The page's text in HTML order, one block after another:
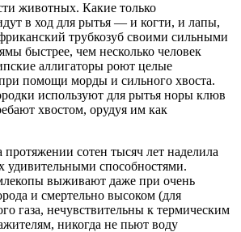
животных. Какие только
в ход для рытья — и когти, и лапы,
трубкозуб своими сильными
быстрее, чем несколько человек
аллигаторы роют целые
помощи морды и сильного хвоста.
используют для рытья норы клюв
хвостом, орудуя им как
сотен тысяч лет наделила
удивительными способностями.
выживают даже при очень
и смертельно высоком (для
газа, нечувствительны к термическим
никогда не пьют воду